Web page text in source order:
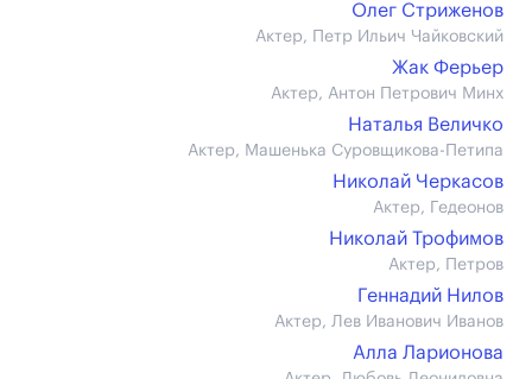
Олег Стриженов
Актер, Петр Ильич Чайковский
Жак Ферьер
Актер, Антон Петрович Минх
Наталья Величко
Актер, Машенька Суровщикова-Петипа
Николай Черкасов
Актер, Гедеонов
Николай Трофимов
Актер, Петров
Геннадий Нилов
Актер, Лев Иванович Иванов
Алла Ларионова